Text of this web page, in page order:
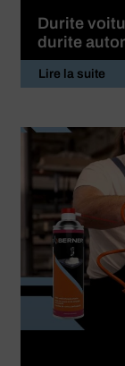
Durite
durite
Lire la suite